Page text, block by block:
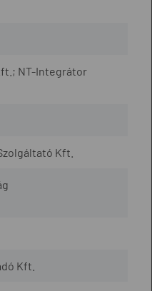
NT-Integrátor
Kft.
Kft.